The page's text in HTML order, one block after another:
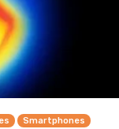
Smartphones